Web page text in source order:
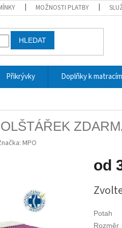
MOŽNOSTI PLATBY
HLEDAT
Přikrývky Doplňky k matracím
MPO
od
cena:
Potah
Rozměr